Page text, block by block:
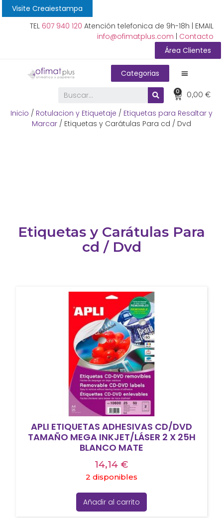
Visite Creaiestampa
TEL 607 940 120 Atención telefonica de 9h-18h | EMAIL
info@ofimatplus.com
Contacto
Área Clientes
Categorias
0,00€
0
Inicio / Rotulacion y Etiquetaje / Etiquetas para Resaltar y
Marcar / Etiquetas y Carátulas Para cd / Dvd
Etiquetas y Carátulas Para
cd / Dvd
APLI ETIQUETAS ADHESIVAS CD/DVD
TAMAÑO MEGA INKJET/LÁSER 2 X 25H
BLANCO MATE
14,14 €
2 disponibles
Añadir al carrito